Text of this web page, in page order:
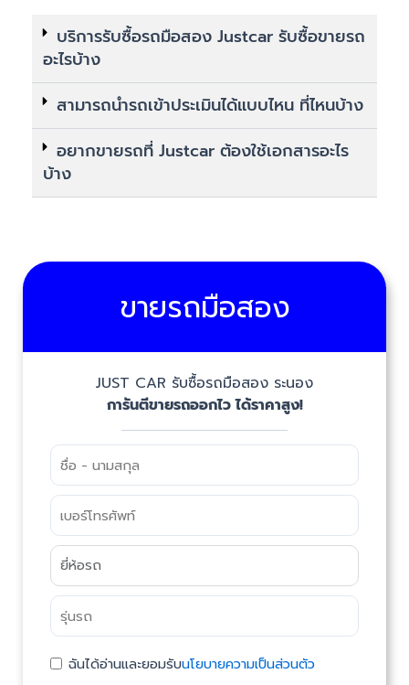
บริการรับซื้อรถมือสอง Justcar รับซื้อขายรถ
อะไรบ้าง
สามารถนำรถเข้าประเมินได้แบบไหน ที่ไหนบ้าง
อยากขายรถที่ Justcar ต้องใช้เอกสารอะไร
บ้าง
ขายรถมือสอง
JUST CAR รับซื้อรถมือสอง ระนอง
การันตีขายรถออกไว ได้ราคาสูง!
ฉันได้อ่านและยอมรับนโยบายความเป็นส่วนตัว